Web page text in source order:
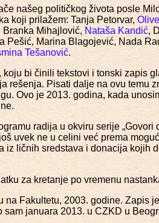
našeg političkog života posle
koji prilažem: Tanja Petorvar,
Branka Mihajlović, Nataša Kandić,
Pešić, Marina Blagojević, Nada
Tešanović.
bi činili tekstovi i tonski zapis
rešenja. Pisati dalje na ovu temu
Ovo je 2013. godina, kada
radija u okviru serije „Govori
uvek ne u celini već prema
iz ličnih sredstava i donacija kojih
za kretanje po vremenu
Fakultetu, 2003. godine. Zapis
januara 2013. u CZKD u